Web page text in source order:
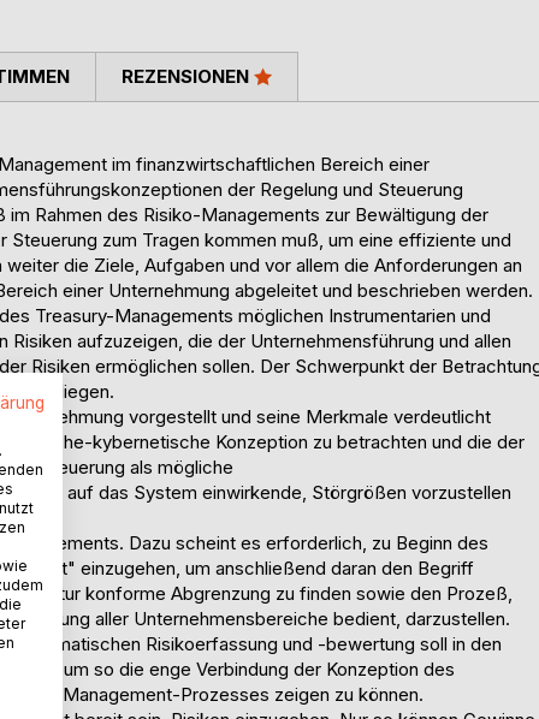
im finanzwirtschaftlichen Bereich einer
der Regelung und Steuerung
Rahmen des Risiko-Managements zur Bewältigung der
zum Tragen kommen muß, um eine effiziente und
die Ziele, Aufgaben und vor allem die Anforderungen an
einer Unternehmung abgeleitet und beschrieben werden.
Treasury-Managements möglichen Instrumentarien und
aufzuzeigen, die der Unternehmensführung und allen
Risiken ermöglichen sollen. Der Schwerpunkt der
liegen.
vorgestellt und seine Merkmale verdeutlicht
kybernetische Konzeption zu betrachten und die der
Steuerung als mögliche
von, auf das System einwirkende, Störgrößen vorzustellen
Dazu scheint es erforderlich, zu Beginn des
einzugehen, um anschließend daran den Begriff
konforme Abgrenzung zu finden sowie den Prozeß,
aller Unternehmensbereiche bedient, darzustellen.
Risikoerfassung und -bewertung soll in den
um so die enge Verbindung der Konzeption des
Management-Prozesses zeigen zu können.
REZENSIONEN